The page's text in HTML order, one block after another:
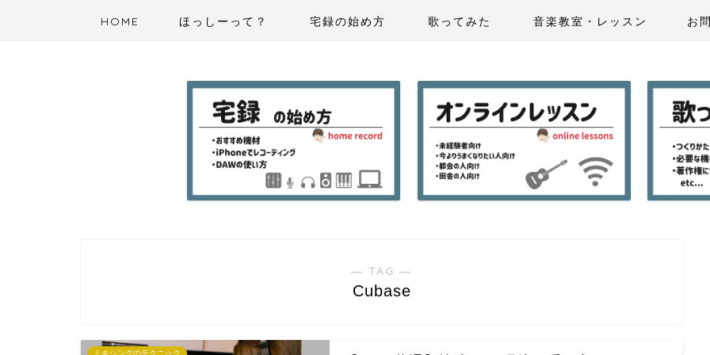
HOME ほっしーって？ 宅録の始め方 歌ってみた 音楽教室・レッスン お
― TAG ―
Cubase
ミキシングのテクニック